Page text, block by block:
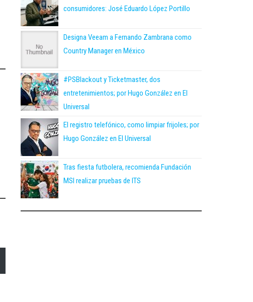
consumidores: José Eduardo López Portillo
Designa Veeam a Fernando Zambrana como
Country Manager en México
#PSBlackout y Ticketmaster, dos
entretenimientos; por Hugo González en El
Universal
El registro telefónico, como limpiar frijoles; por
Hugo González en El Universal
Tras fiesta futbolera, recomienda Fundación
MSI realizar pruebas de ITS